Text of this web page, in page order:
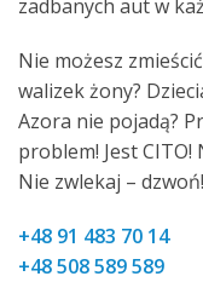
zadbanych aut w
Nie możesz
walizek żony?
Azora nie pojadą?
problem! Jest CITO!
Nie zwlekaj –
+48 91 483 70 14
+48 508 589 589